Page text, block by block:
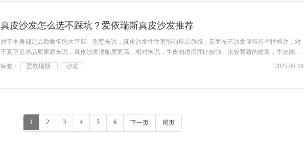
真皮沙发怎么选不踩坑？爱依瑞斯真皮沙发推荐
对于本身都是品质象征的大平层、别墅来说，真皮沙发往往更能凸显品质感，反而布艺沙发显得有些掉档次，对
于真正追求品质家庭来说，真皮沙发适配度更高。相对来说，牛皮的适用性比较强。比较紧致的效果，牛皮能
做。慵
标签： 爱依瑞斯 沙发 2025-06-19
1 2 3 4 5 6 下一页 尾页